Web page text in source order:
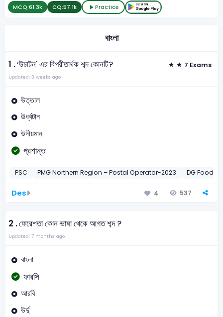
MCQ:61.3k CQ:57.1k Practice
বাংলা
1 .‘উচাটন' এর বিপরীতার্থক শব্দ কোনটি? 7 Exams
Updated: 3 weeks ago
উত্তাল
ঊর্ধ্বটান
উদীয়মান
প্রশান্ত
PSC PMG Northern Region – Postal Operator-2023 DG Food
Des 4 537
2 .ফেরেশতা কোন ভাষা থেকে আগত শব্দ ?
Updated: 7 months ago
বাংলা
ফারসি
আরবি
উর্দু